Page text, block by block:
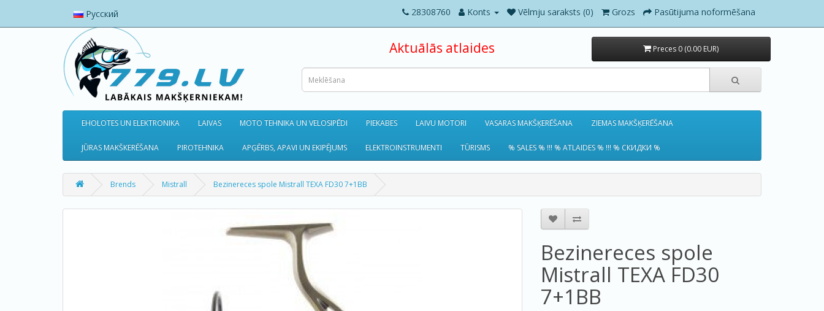
Русский 28308760 Konts Vēlmju saraksts (0) Grozs Pasūtijuma noformēšana
Aktuālās atlaides Preces 0 (0.00 EUR)
EHOLOTES UN ELEKTRONIKA LAIVAS MOTO TEHNIKA UN VELOSIPĒDI PIEKABES LAIVU MOTORI VASARAS MAKŠĶERĒŠANA ZIEMAS MAKŠĶERĒŠANA
JŪRAS MAKŠKERĒŠANA PIROTEHNIKA APĢĒRBS, APAVI UN EKIPĒJUMS ELEKTROINSTRUMENTI TŪRISMS % SALES % !!! % ATLAIDES % !!! % СКИДКИ %
Brends Mistrall Bezinereces spole Mistrall TEXA FD30 7+1BB
Bezinereces spole
Mistrall TEXA FD30
7+1BB